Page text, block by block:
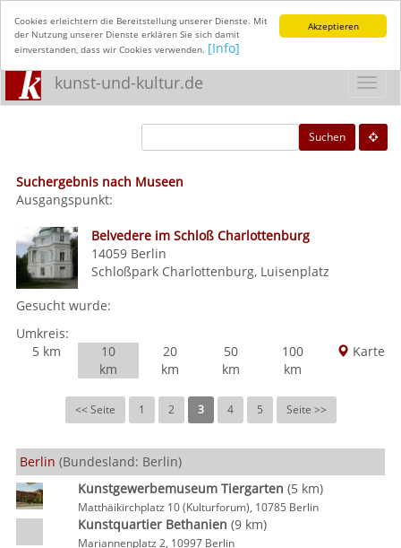
Akzeptieren
Cookies erleichtern die Bereitstellung unserer Dienste. Mit
der Nutzung unserer Dienste erklären Sie sich damit
einverstanden, dass wir Cookies verwenden. [Info]
kunst-und-kultur.de
Suchen
Suchergebnis nach Museen
Ausgangspunkt:
Belvedere im Schloß Charlottenburg
14059 Berlin
Schloßpark Charlottenburg, Luisenplatz
Gesucht wurde:
Umkreis:
5 km
10
km
20
km
50
km
100
km
Karte
<< Seite 1 2 3 4 5 Seite >>
Berlin (Bundesland: Berlin)
Kunstgewerbemuseum Tiergarten (5 km)
Matthäikirchplatz 10 (Kulturforum), 10785 Berlin
Kunstquartier Bethanien (9 km)
Mariannenplatz 2, 10997 Berlin